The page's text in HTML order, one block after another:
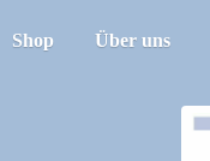
Shop Über uns